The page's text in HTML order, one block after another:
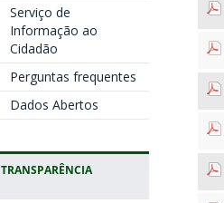
Serviço de
Informação ao
Cidadão
Perguntas frequentes
Dados Abertos
TRANSPARÊNCIA